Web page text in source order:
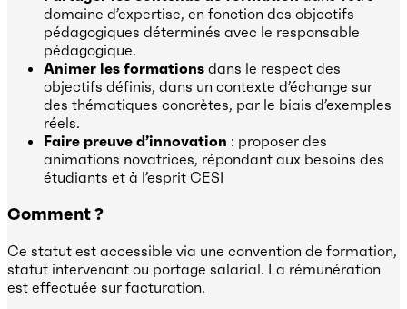
domaine d’expertise, en fonction des objectifs
pédagogiques déterminés avec le responsable
pédagogique.
Animer les formations dans le respect des
objectifs définis, dans un contexte d’échange sur
des thématiques concrètes, par le biais d’exemples
réels.
Faire preuve d’innovation : proposer des
animations novatrices, répondant aux besoins des
étudiants et à l’esprit CESI
Comment ?
Ce statut est accessible via une convention de formation,
statut intervenant ou portage salarial. La rémunération
est effectuée sur facturation.